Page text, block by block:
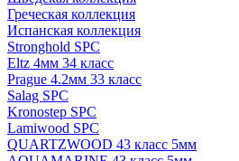
Греческая коллекция
Испанская коллекция
Stronghold SPC
Eltz 4мм 34 класс
Prague 4.2мм 33 класс
Salag SPC
Kronostep SPC
Lamiwood SPC
QUARTZWOOD 43 класс 5мм